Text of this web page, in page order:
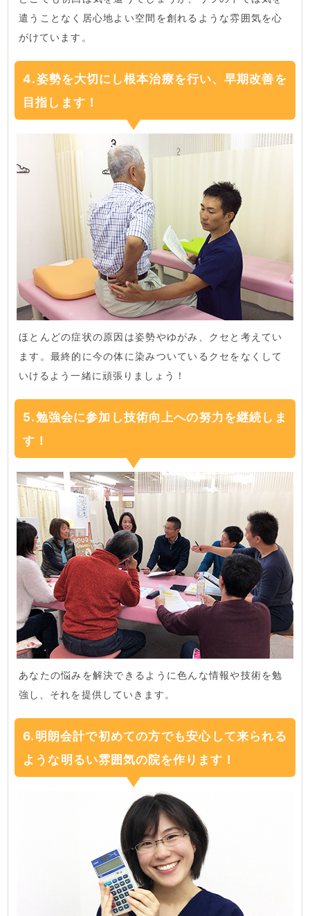
遣うことなく居心地よい空間を創れるような雰囲気を心
がけています。
4.姿勢を大切にし根本治療を行い、早期改善を
目指します！
ほとんどの症状の原因は姿勢やゆがみ、クセと考えてい
ます。最終的に今の体に染みついているクセをなくして
いけるよう一緒に頑張りましょう！
5.勉強会に参加し技術向上への努力を継続しま
す！
あなたの悩みを解決できるように色んな情報や技術を勉
強し、それを提供していきます。
6.明朗会計で初めての方でも安心して来られる
ような明るい雰囲気の院を作ります！